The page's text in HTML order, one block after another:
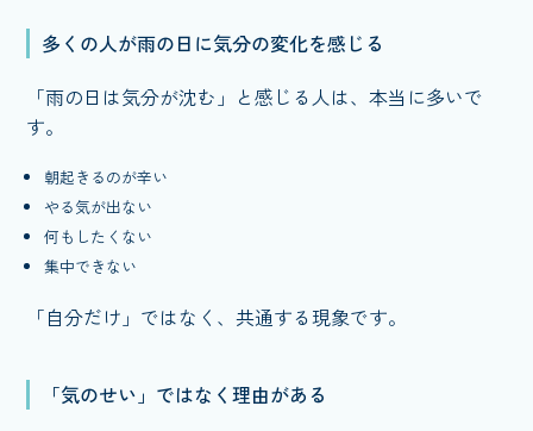
多くの人が雨の日に気分の変化を感じる
「雨の日は気分が沈む」と感じる人は、本当に多いで
す。
朝起きるのが辛い
やる気が出ない
何もしたくない
集中できない
「自分だけ」ではなく、共通する現象です。
「気のせい」ではなく理由がある